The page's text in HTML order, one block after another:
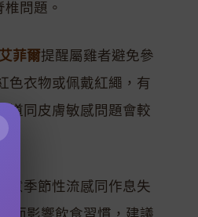
問題。
菲爾提醒屬雞者避免參
色衣物或佩戴紅繩，有
道同皮膚敏感問題會較
意季節性流感同作息失
而影響飲食習慣，建議